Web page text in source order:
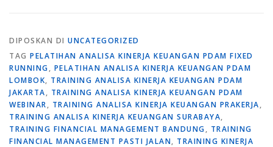
DIPOSKAN DI UNCATEGORIZED
TAG PELATIHAN ANALISA KINERJA KEUANGAN PDAM FIXED
RUNNING, PELATIHAN ANALISA KINERJA KEUANGAN PDAM
LOMBOK, TRAINING ANALISA KINERJA KEUANGAN PDAM
JAKARTA, TRAINING ANALISA KINERJA KEUANGAN PDAM
WEBINAR, TRAINING ANALISA KINERJA KEUANGAN PRAKERJA,
TRAINING ANALISA KINERJA KEUANGAN SURABAYA,
TRAINING FINANCIAL MANAGEMENT BANDUNG, TRAINING
FINANCIAL MANAGEMENT PASTI JALAN, TRAINING KINERJA